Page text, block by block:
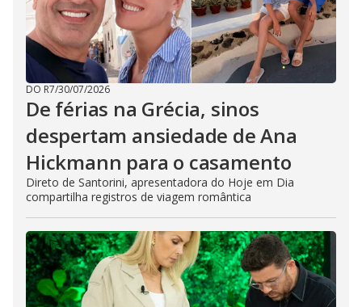
DO R7/30/07/2026
De férias na Grécia, sinos
despertam ansiedade de Ana
Hickmann para o casamento
Direto de Santorini, apresentadora do Hoje em Dia
compartilha registros de viagem romântica